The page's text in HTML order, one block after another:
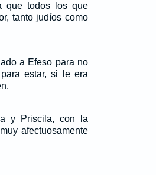
que todos los que
tanto judíos como
a Efeso para no
estar, si le era
y Priscila, con la
afectuosamente